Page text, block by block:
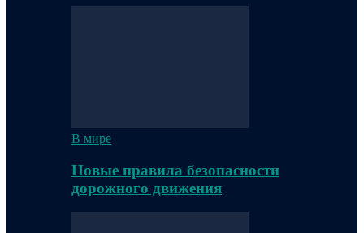
В мире
Новые правила безопасности
дорожного движения